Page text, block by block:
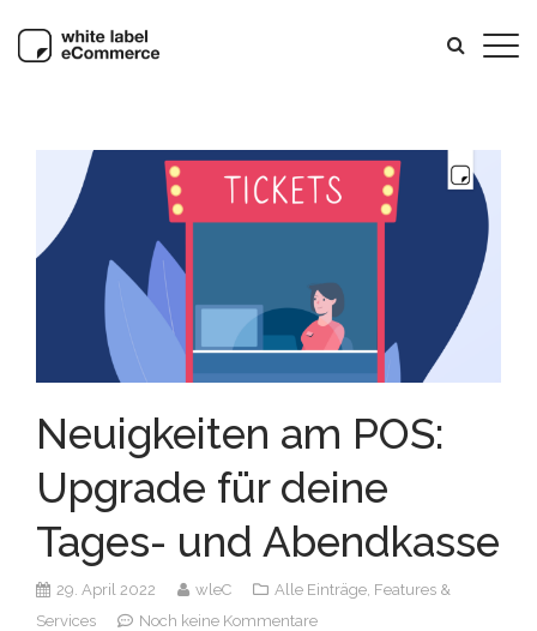
Neuigkeiten am POS:
Upgrade für deine
Tages- und Abendkasse
29. April 2022 wleC Alle Einträge, Features &
Services
Noch keine Kommentare